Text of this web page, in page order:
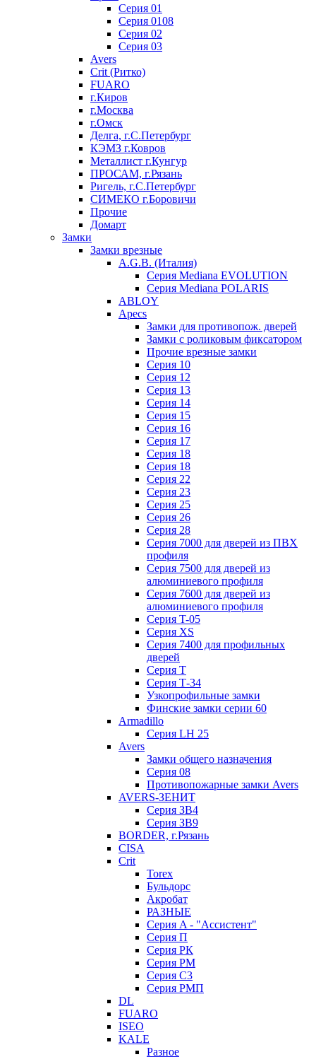
Серия 01
Серия 0108
Серия 02
Серия 03
Avers
Crit (Ритко)
FUARO
г.Киров
г.Москва
г.Омск
Делга, г.С.Петербург
КЭМЗ г.Ковров
Металлист г.Кунгур
ПРОСАМ, г.Рязань
Ригель, г.С.Петербург
СИМЕКО г.Боровичи
Прочие
Домарт
Замки
Замки врезные
A.G.B. (Италия)
Серия Mediana EVOLUTION
Серия Mediana POLARIS
ABLOY
Apecs
Замки для противопож. дверей
Замки с роликовым фиксатором
Прочие врезные замки
Серия 10
Серия 12
Серия 13
Серия 14
Серия 15
Серия 16
Серия 17
Серия 18
Серия 18
Серия 22
Серия 23
Серия 25
Серия 26
Серия 28
Серия 7000 для дверей из ПВХ
профиля
Серия 7500 для дверей из
алюминиевого профиля
Серия 7600 для дверей из
алюминиевого профиля
Серия T-05
Серия XS
Серия 7400 для профильных
дверей
Серия Т
Серия Т-34
Узкопрофильные замки
Финские замки серии 60
Armadillo
Серия LH 25
Avers
Замки общего назначения
Серия 08
Противопожарные замки Avers
AVERS-ЗЕНИТ
Серия ЗВ4
Серия ЗВ9
BORDER, г.Рязань
CISA
Crit
Torex
Бульдорс
Акробат
РАЗНЫЕ
Серия A - "Ассистент"
Серия П
Серия РК
Серия РМ
Серия С3
Серия РМП
DL
FUARO
ISEO
KALE
Разное